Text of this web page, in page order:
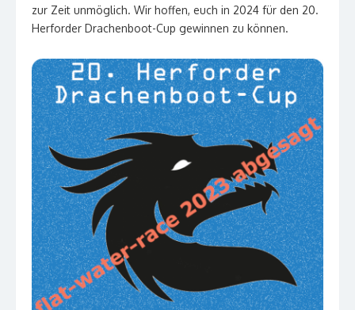
zur Zeit unmöglich. Wir hoffen, euch in 2024 für den 20.
Herforder Drachenboot-Cup gewinnen zu können.